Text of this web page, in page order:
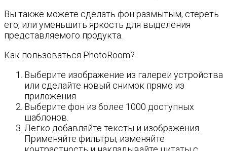
Вы также можете сделать фон размытым, стереть
его, или уменьшить яркость для выделения
представляемого продукта.
Как пользоваться PhotoRoom?
Выберите изображение из галереи устройства
или сделайте новый снимок прямо из
приложения.
Выберите фон из более 1000 доступных
шаблонов.
Легко добавляйте тексты и изображения.
Применяйте фильтры, изменяйте